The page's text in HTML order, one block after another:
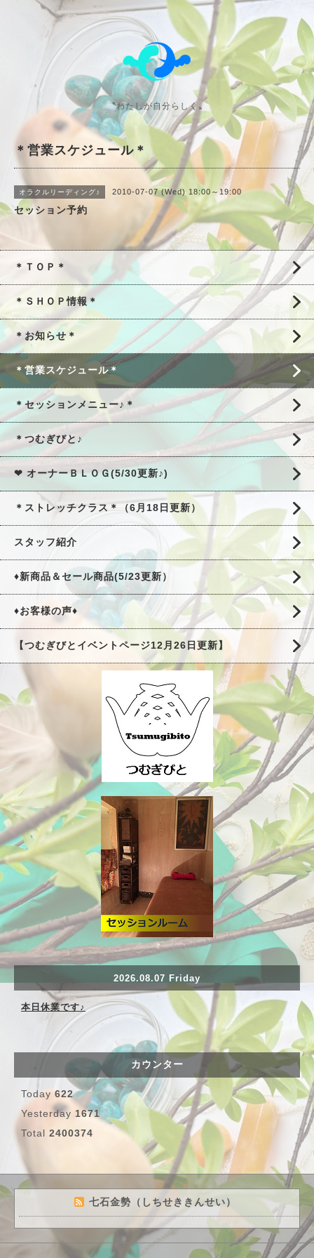
〝わたしが自分らしく〟
＊営業スケジュール＊
オラクルリーディング♪ 2010-07-07 (Wed) 18:00～19:00
セッション予約
＊ＴＯＰ＊
＊ＳＨＯＰ情報＊
＊お知らせ＊
＊営業スケジュール＊
＊セッションメニュー♪＊
＊つむぎびと♪
❤ オーナーＢＬＯＧ(5/30更新♪)
＊ストレッチクラス＊（6月18日更新）
スタッフ紹介
♦新商品＆セール商品(5/23更新）
♦お客様の声♦
【つむぎびとイベントページ12月26日更新】
2026.08.07 Friday
本日休業です♪
カウンター
Today 622
Yesterday 1671
Total 2400374
七石金勢（しちせききんせい）